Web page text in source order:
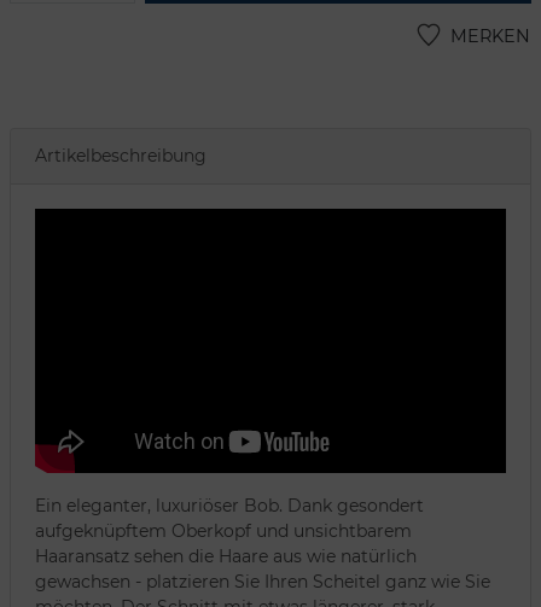
MERKEN
Artikelbeschreibung
Ein eleganter, luxuriöser Bob. Dank gesondert
aufgeknüpftem Oberkopf und unsichtbarem
Haaransatz sehen die Haare aus wie natürlich
gewachsen - platzieren Sie Ihren Scheitel ganz wie Sie